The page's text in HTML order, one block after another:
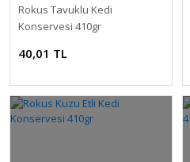
Rokus Tavuklu Kedi
Konservesi 410gr
40,01 TL